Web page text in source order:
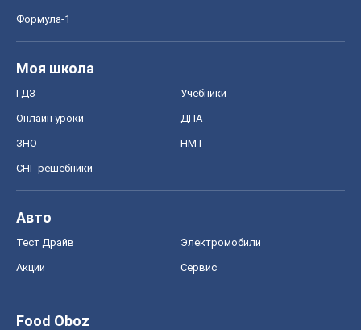
Формула-1
Моя школа
ГДЗ Учебники
Онлайн уроки ДПА
ЗНО НМТ
СНГ решебники
Авто
Тест Драйв Электромобили
Акции Сервис
Food Oboz